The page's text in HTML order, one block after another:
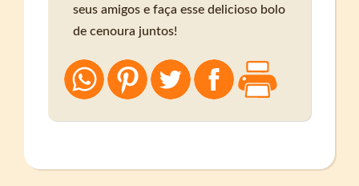
seus amigos e faça esse delicioso bolo
de cenoura juntos!